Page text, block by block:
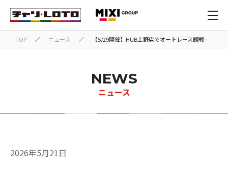
TOP ／ ニュース ／ 【5/29開催】HUB上野店でオートレース観戦イベント「AUTO RACE NIGHT by チャリ・ロト×JKA」開催決定！鬼越トマホークのトークショーも
NEWS
ニュース
2026年5月21日